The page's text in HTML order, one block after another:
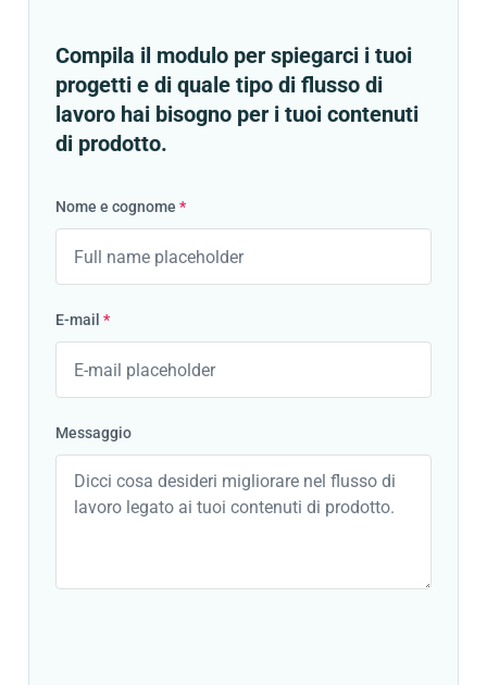
Compila il modulo per spiegarci i tuoi
progetti e di quale tipo di flusso di
lavoro hai bisogno per i tuoi contenuti
di prodotto.
Nome e cognome *
E-mail *
Messaggio